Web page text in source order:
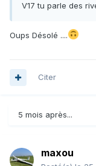
V17 tu parle des
Oups Désolé ....
Citer
5 mois après...
maxou